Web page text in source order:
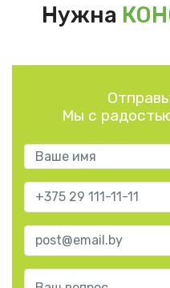
Нужна
Мы с